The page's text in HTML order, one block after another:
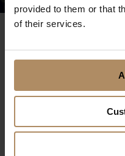
provided to them or that
of their services.
Et sted for
For møter og konferanse
med plass